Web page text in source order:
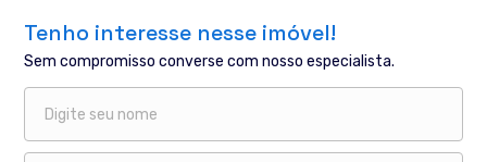
Tenho interesse nesse imóvel!
Sem compromisso converse com nosso especialista.